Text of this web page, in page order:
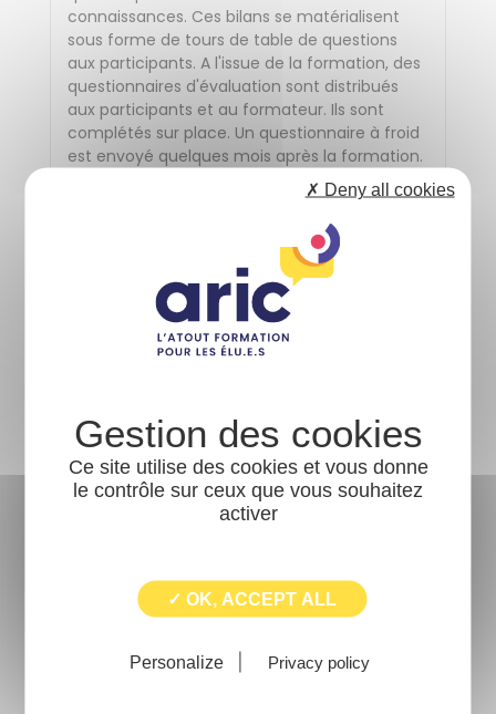
connaissances. Ces bilans se matérialisent
sous forme de tours de table de questions
aux participants. A l'issue de la formation, des
questionnaires d'évaluation sont distribués
aux participants et au formateur. Ils sont
complétés sur place. Un questionnaire à froid
est envoyé quelques mois après la formation.
Ces évaluations permettent de recueillir, à
court et moyen terme, des données
quantitatives et qualitatives sur la réalisation
de la formation, l'atteinte des objectifs et les
futurs besoins en formation. Elles sont traitées
Afin d'organiser votre participation dans les
meilleures conditions et de nous assurer que
les moyens de la formation seront adaptés à
vos besoins, vous pouvez contacter la
référente handicap par mail ou par téléphone
Les salles dans lesquelles se déroulent les
certification d'établissements recevant du
Ce site utilise des cookies et vous donne
le contrôle sur ceux que vous souhaitez
activer
✓ OK, ACCEPT ALL
✗ Deny all cookies
Personalize Privacy policy